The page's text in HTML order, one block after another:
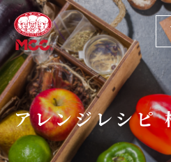
アレンジレシピ